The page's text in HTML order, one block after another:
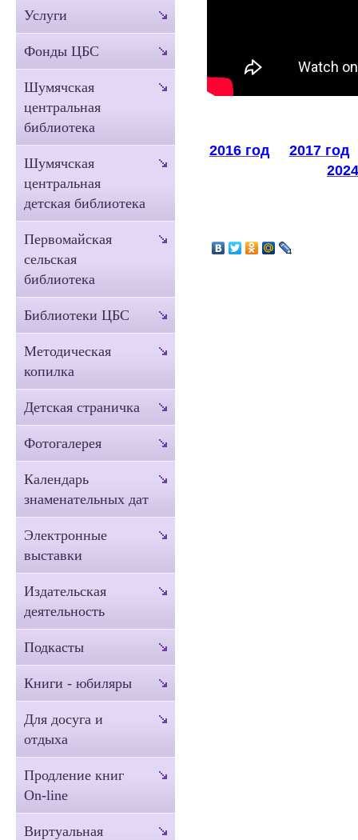
2016 год
2017 год
Услуги
Фонды ЦБС
Шумячская
центральная
библиотека
Шумячская
центральная
детская библиотека
Первомайская
сельская
библиотека
Библиотеки ЦБС
Методическая
копилка
Детская страничка
Фотогалерея
Календарь
знаменательных дат
Электронные
выставки
Издательская
деятельность
Подкасты
Книги - юбиляры
Для досуга и
отдыха
Продление книг
On-line
Виртуальная